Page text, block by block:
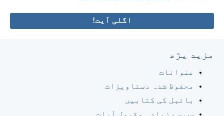
اگلی آیت!
مزید پڑھ
عنوانات
محفوظ شدہ دستاویزات
بائبل کی کتابیں